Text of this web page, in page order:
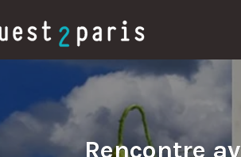
Rencontre